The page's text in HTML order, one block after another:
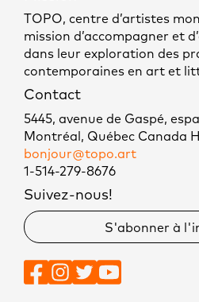
TOPO, centre d’artistes
mission d’accompagner et
dans leur exploration des
contemporaines en art et
Contact
5445, avenue de Gaspé,
Montréal, Québec Canada
bonjour@topo.art
1-514-279-8676
Suivez-nous!
S'abonner à